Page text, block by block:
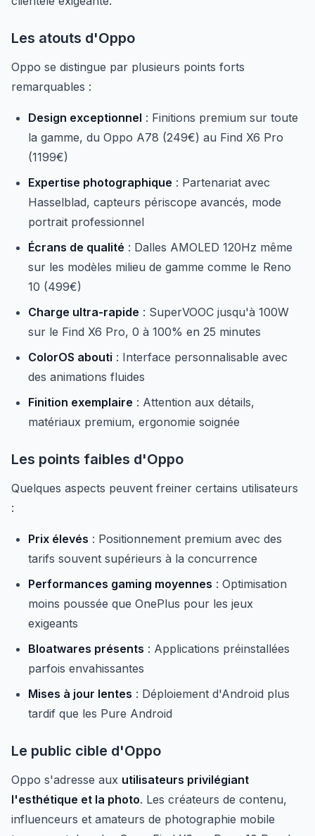
Les atouts d'Oppo
Oppo se distingue par plusieurs points forts
remarquables :
Design exceptionnel : Finitions premium sur toute
la gamme, du Oppo A78 (249€) au Find X6 Pro
(1199€)
Expertise photographique : Partenariat avec
Hasselblad, capteurs périscope avancés, mode
portrait professionnel
Écrans de qualité : Dalles AMOLED 120Hz même
sur les modèles milieu de gamme comme le Reno
10 (499€)
Charge ultra-rapide : SuperVOOC jusqu'à 100W
sur le Find X6 Pro, 0 à 100% en 25 minutes
ColorOS abouti : Interface personnalisable avec
des animations fluides
Finition exemplaire : Attention aux détails,
matériaux premium, ergonomie soignée
Les points faibles d'Oppo
Quelques aspects peuvent freiner certains utilisateurs
:
Prix élevés : Positionnement premium avec des
tarifs souvent supérieurs à la concurrence
Performances gaming moyennes : Optimisation
moins poussée que OnePlus pour les jeux
exigeants
Bloatwares présents : Applications préinstallées
parfois envahissantes
Mises à jour lentes : Déploiement d'Android plus
tardif que les Pure Android
Le public cible d'Oppo
Oppo s'adresse aux utilisateurs privilégiant
l'esthétique et la photo. Les créateurs de contenu,
influenceurs et amateurs de photographie mobile